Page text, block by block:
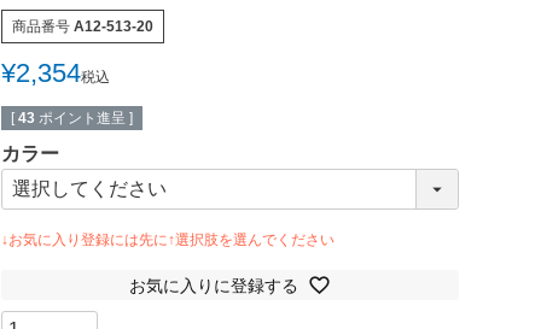
商品番号 A12-513-20
¥2,354税込
[ 43 ポイント進呈 ]
カラー
お気に入りに登録する